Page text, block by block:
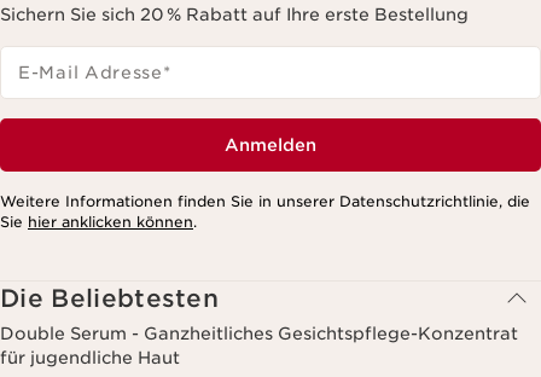
Sichern Sie sich 20 % Rabatt auf Ihre erste Bestellung
E-Mail Adresse*
Anmelden
Weitere Informationen finden Sie in unserer Datenschutzrichtlinie, die
Sie hier anklicken können.
Die Beliebtesten
Double Serum - Ganzheitliches Gesichtspflege-Konzentrat
für jugendliche Haut